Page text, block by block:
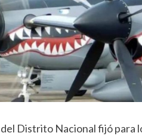
Distrito Nacional fijó para